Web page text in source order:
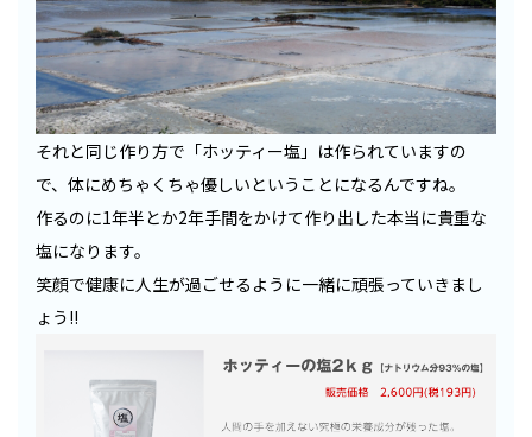
それと同じ作り方で「ホッティー塩」は作られていますの
で、体にめちゃくちゃ優しいということになるんですね。
作るのに1年半とか2年手間をかけて作り出した本当に貴重な
塩になります。
笑顔で健康に人生が過ごせるように一緒に頑張っていきまし
ょう!!